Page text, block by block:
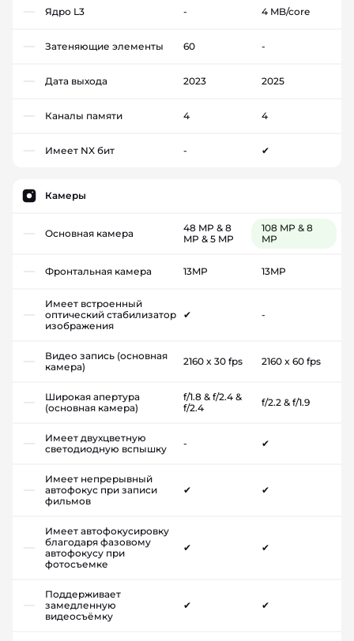
Ядро L3 - 4 MB/core
Затеняющие элементы 60 -
Дата выхода 2023 2025
Каналы памяти 4 4
Имеет NX бит - ✔
Камеры
Основная камера
48 MP & 8
MP & 5 MP
108 MP & 8
MP
Фронтальная камера 13MP 13MP
Имеет встроенный
оптический стабилизатор
изображения
✔ -
Видео запись (основная
камера)
2160 x 30 fps 2160 x 60 fps
Широкая апертура
(основная камера)
f/1.8 & f/2.4 &
f/2.4
f/2.2 & f/1.9
Имеет двухцветную
светодиодную вспышку
- ✔
Имеет непрерывный
автофокус при записи
фильмов
✔ ✔
Имеет автофокусировку
благодаря фазовому
автофокусу при
фотосъемке
✔ ✔
Поддерживает
замедленную
видеосъёмку
✔ ✔